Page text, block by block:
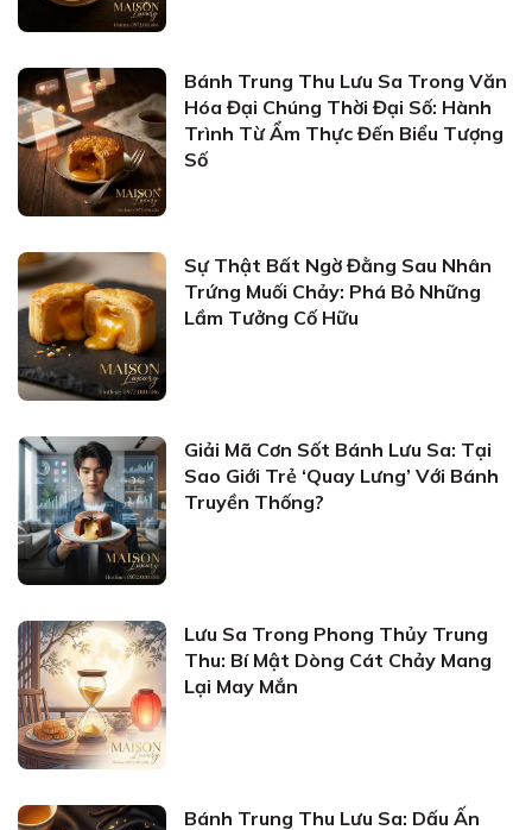
Bánh Trung Thu Lưu Sa Trong Văn
Hóa Đại Chúng Thời Đại Số: Hành
Trình Từ Ẩm Thực Đến Biểu Tượng
Số
Sự Thật Bất Ngờ Đằng Sau Nhân
Trứng Muối Chảy: Phá Bỏ Những
Lầm Tưởng Cố Hữu
Giải Mã Cơn Sốt Bánh Lưu Sa: Tại
Sao Giới Trẻ ‘Quay Lưng’ Với Bánh
Truyền Thống?
Lưu Sa Trong Phong Thủy Trung
Thu: Bí Mật Dòng Cát Chảy Mang
Lại May Mắn
Bánh Trung Thu Lưu Sa: Dấu Ấn